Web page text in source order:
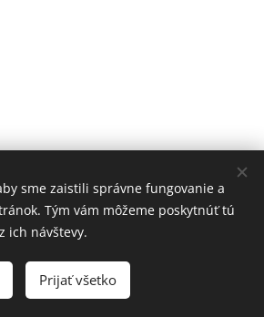
PED-Čadca,s.r.o.
službouWebnode
sme zaistili správne fungovanie a
Tým vám môžeme poskytnúť tú
ich návštevy.
Prijať všetko